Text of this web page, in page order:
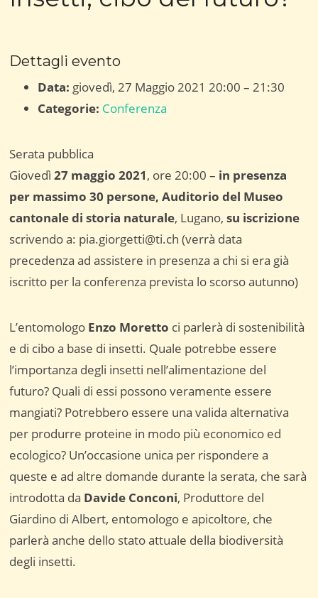
Dettagli evento
Data: giovedì, 27 Maggio 2021 20:00 –21:30
Categorie: Conferenza
Serata pubblica
Giovedì27 maggio 2021, ore 20:00 – in presenza
per massimo 30 persone, Auditorio del Museo
cantonale di storia naturale, Lugano, su iscrizione
scrivendo a: pia.giorgetti@ti.ch (verrà data
precedenza ad assistere in presenza a chi si era già
iscritto per la conferenza prevista lo scorso autunno)
L’entomologo Enzo Moretto ci parlerà di sostenibilità
e di cibo a base di insetti. Quale potrebbe essere
l’importanza degli insetti nell’alimentazione del
futuro? Quali di essi possono veramente essere
mangiati? Potrebbero essere una valida alternativa
per produrre proteine in modo più economico ed
ecologico? Un’occasione unica per rispondere a
queste e ad altre domande durante la serata, che sarà
introdotta da Davide Conconi, Produttore del
Giardino di Albert, entomologo e apicoltore, che
parlerà anche dello stato attuale della biodiversità
degli insetti.